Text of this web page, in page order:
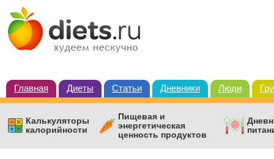
Главная Диеты Статьи Дневники Люди
Калькуляторы
калорийности
Пищевая и
энергетическая
ценность продуктов